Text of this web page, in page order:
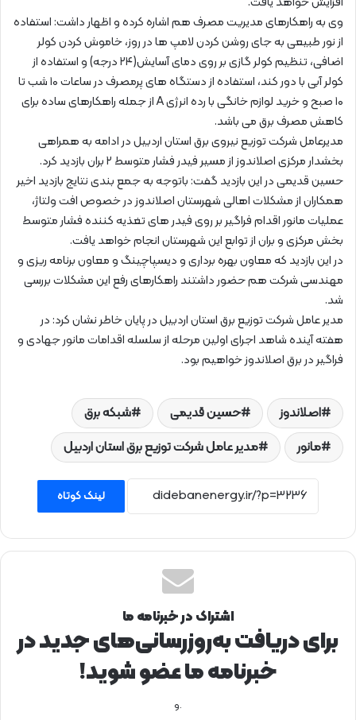
وی به راهکارهای مدیریت مصرف هم اشاره کرده و اظهار داشت: استفاده
از نور طبیعی به جای روشن کردن لامپ ها در روز، خاموش کردن کولر
اضافی، تنظیم کولر گازی بر روی دمای آسایش(۲۴ درجه) و استفاده از
کولر آبی با دور کند، استفاده از دستگاه های پرمصرف در ساعات ۱۰ شب تا
۱۰ صبح و خرید لوازم خانگی با رده انرژی A از جمله راهکارهای ساده برای
کاهش مصرف برق می باشد.
مدیرعامل شرکت توزیع نیروی برق استان اردبیل در ادامه به همراهی
بخشدار مرکزی اصلاندوز از مسیر فیدر فشار متوسط ۲ بران بازدید کرد.
حسین قدیمی در این بازدید گفت: باتوجه به جمع بندی نتایج بازدید اخیر
همکاران از مشکلات اهالی شهرستان اصلاندوز در خصوص افت ولتاژ،
عملیات مانور اقدام فراگیر بر روی فیدر های تغذیه کننده فشار متوسط
بخش مرکزی و بران از توابع این شهرستان انجام خواهد یافت.
در این بازدید که معاون بهره برداری و دیسپاچینگ و معاون برنامه ریزی و
مهندسی شرکت هم حضور داشتند راهکارهای رفع این مشکلات بررسی
شد.
مدیر عامل شرکت توزیع برق استان اردبیل در پایان خاطر نشان کرد: در
هفته آینده شاهد اجرای اولین مرحله از سلسله اقدامات مانور جهادی و
فراگیر در برق اصلاندوز خواهیم بود.
اصلاندوز حسین قدیمی
شبکه برق
مانور
مدیر عامل شرکت توزیع برق استان اردبیل
لینک کوتاه
اشتراک در خبرنامه ما
برای دریافت به‌روزرسانی‌های جدید در
خبرنامه ما عضو شوید!
.و